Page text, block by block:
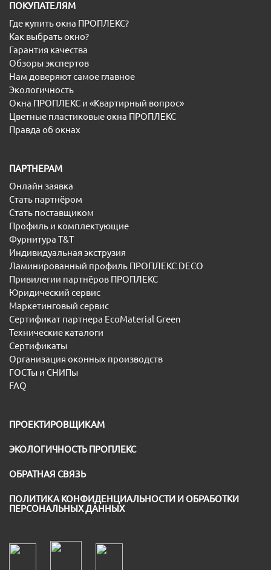
ПОКУПАТЕЛЯМ
Где купить окна ПРОПЛЕКС?
Как выбрать окно?
Гарантия качества
Обзоры экспертов
Нам доверяют самое главное
Экологичность
Окна ПРОПЛЕКС и «Квартирный вопрос»
Цветные пластиковые окна ПРОПЛЕКС
Правда об окнах
ПАРТНЕРАМ
Онлайн заявка
Стать партнёром
Стать поставщиком
Профиль и комплектующие
Фурнитура T&T
Индивидуальная экструзия
Ламинированный профиль ПРОПЛЕКС DECO
Привилегии партнёров ПРОПЛЕКС
Юридический сервис
Маркетинговый сервис
Сертификат партнера EcoMaterial Green
Технические каталоги
Сертификаты
Организация оконных производств
ГОСТы и СНИПы
FAQ
ПРОЕКТИРОВЩИКАМ
ЭКОЛОГИЧНОСТЬ ПРОПЛЕКС
ОБРАТНАЯ СВЯЗЬ
ПОЛИТИКА КОНФИДЕНЦИАЛЬНОСТИ И ОБРАБОТКИ
ПЕРСОНАЛЬНЫХ ДАННЫХ